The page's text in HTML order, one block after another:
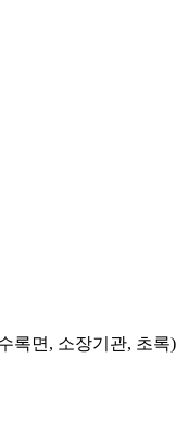
록면, 소장기관, 초록)